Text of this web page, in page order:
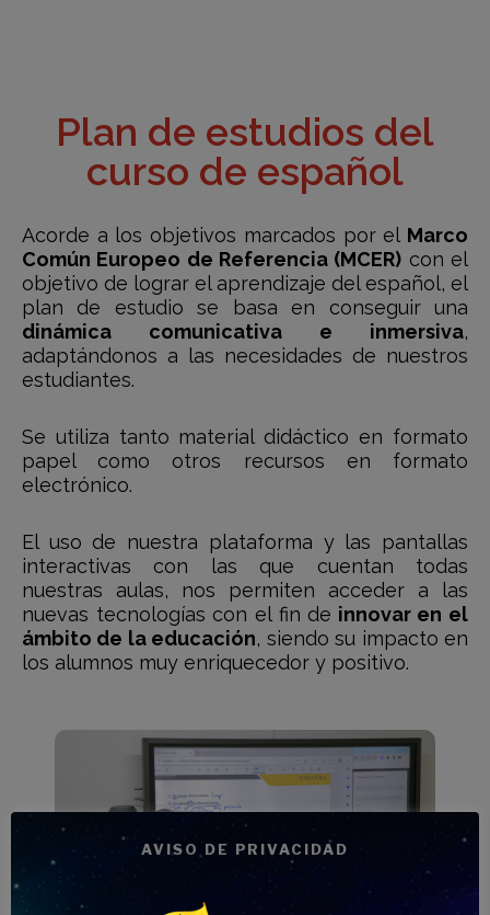
Plan de estudios del
curso de español
Acorde a los objetivos marcados por el Marco
Común Europeo de Referencia (MCER) con el
objetivo de lograr el aprendizaje del español, el
plan de estudio se basa en conseguir una
dinámica comunicativa e inmersiva,
adaptándonos a las necesidades de nuestros
estudiantes.
Se utiliza tanto material didáctico en formato
papel como otros recursos en formato
electrónico.
El uso de nuestra plataforma y las pantallas
interactivas con las que cuentan todas
nuestras aulas, nos permiten acceder a las
nuevas tecnologías con el fin de innovar en el
ámbito de la educación, siendo su impacto en
los alumnos muy enriquecedor y positivo.
AVISO DE PRIVACIDAD